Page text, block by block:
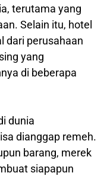
terutama yang
Selain itu, hotel
dari perusahaan
yang
di beberapa
dunia
dianggap remeh.
barang, merek
siapapun